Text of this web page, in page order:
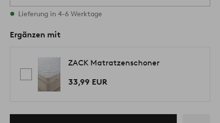
1 Größen vorrätig
Lieferung in 4-6 Werktage
Ergänzen mit
ZACK Matratzenschoner
33,99 EUR